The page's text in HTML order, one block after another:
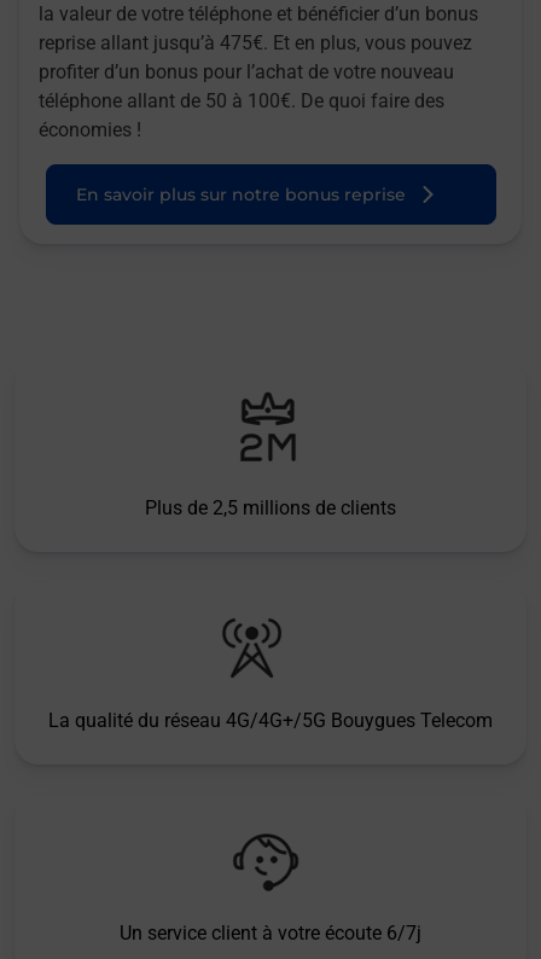
la valeur de votre téléphone et bénéficier d’un bonus
reprise allant jusqu’à 475€. Et en plus, vous pouvez
profiter d’un bonus pour l’achat de votre nouveau
téléphone allant de 50 à 100€. De quoi faire des
économies !
En savoir plus sur notre bonus reprise
Plus de 2,5 millions de clients
La qualité du réseau 4G/4G+/5G Bouygues Telecom
Un service client à votre écoute 6/7j